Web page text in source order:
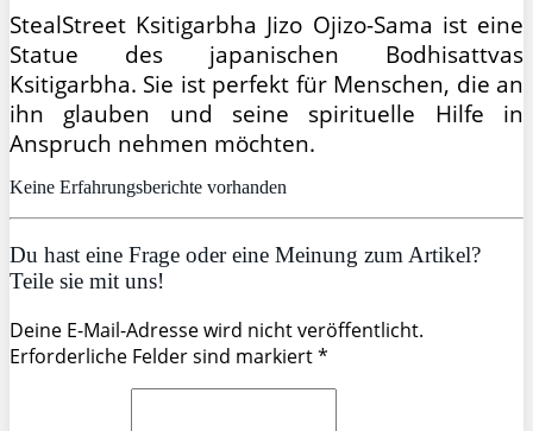
StealStreet Ksitigarbha Jizo Ojizo-Sama ist eine
Statue des japanischen Bodhisattvas
Ksitigarbha. Sie ist perfekt für Menschen, die an
ihn glauben und seine spirituelle Hilfe in
Anspruch nehmen möchten.
Keine Erfahrungsberichte vorhanden
Du hast eine Frage oder eine Meinung zum Artikel?
Teile sie mit uns!
Deine E-Mail-Adresse wird nicht veröffentlicht.
Erforderliche Felder sind markiert *